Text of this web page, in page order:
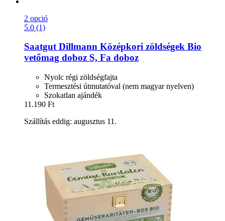
2 opció
5.0 (1)
Saatgut Dillmann Középkori zöldségek Bio
vetőmag doboz S, Fa doboz
Nyolc régi zöldségfajta
Termesztési útmutatóval (nem magyar nyelven)
Szokatlan ajándék
11.190 Ft
Szállítás eddig: augusztus 11.